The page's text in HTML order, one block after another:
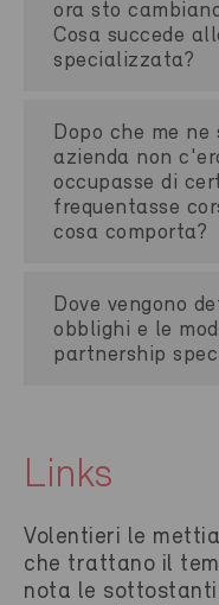
ora sto
Cosa succede
specializzata?
Dopo che me
azienda non
occupasse di
frequentasse
cosa comporta?
Dove vengono
obblighi e le
partnership
Links
Volentieri le
che trattano il
nota le